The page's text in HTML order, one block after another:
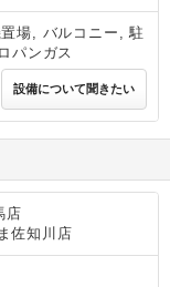
場, バルコニー, 駐
パンガス
設備について聞きたい
店
佐知川店